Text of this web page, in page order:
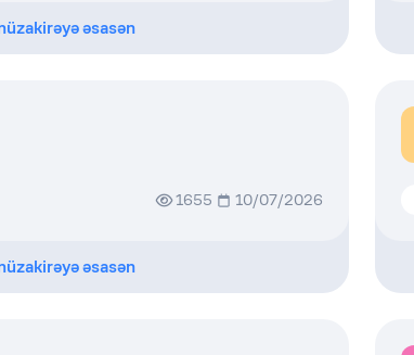
əsasən
1655 10/07/2026
əsasən